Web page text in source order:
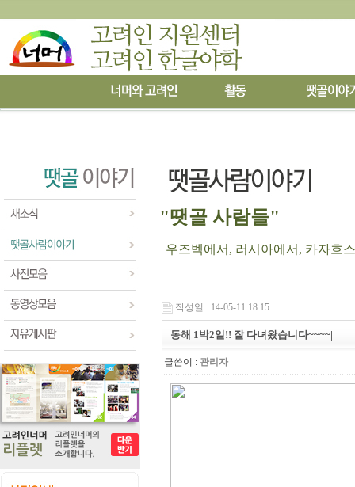
"땟골 사람들"
우즈벡에서, 러시아에서, 카자흐스
작성일 : 14-05-11 18:15
동해 1박2일!! 잘 다녀왔습니다~~~~|
글쓴이 : 관리자